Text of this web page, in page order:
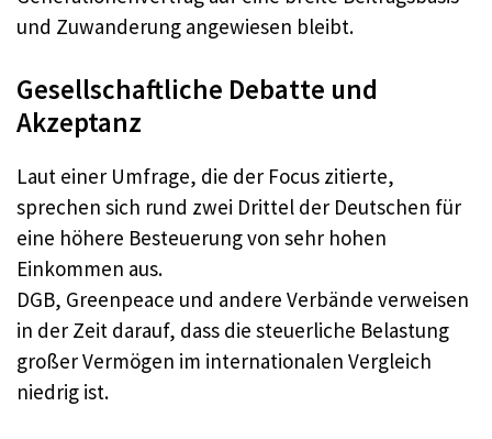
und Zuwanderung angewiesen bleibt.
Gesellschaftliche Debatte und
Akzeptanz
Laut einer Umfrage, die der Focus zitierte,
sprechen sich rund zwei Drittel der Deutschen für
eine höhere Besteuerung von sehr hohen
Einkommen aus.
DGB, Greenpeace und andere Verbände verweisen
in der Zeit darauf, dass die steuerliche Belastung
großer Vermögen im internationalen Vergleich
niedrig ist.